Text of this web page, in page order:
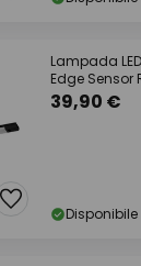
Lampada
Edge Sensor
39,90 €
Disponibile